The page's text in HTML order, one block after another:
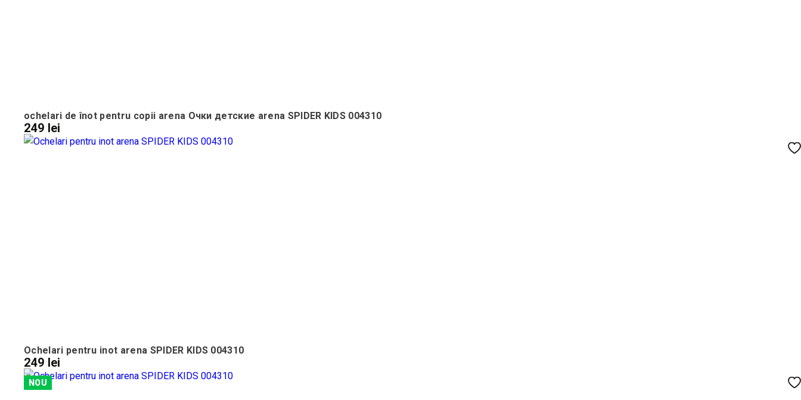
ochelari de înot pentru copii arena Очки детские arena SPIDER KIDS 004310
249 lei
Ochelari pentru inot arena SPIDER KIDS 004310
249 lei
NOU